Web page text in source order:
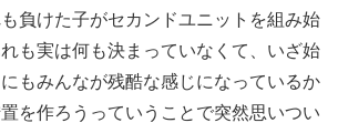
負けた子がセカンドユニットを組み始
も実は何も決まっていなくて、いざ始
もみんなが残酷な感じになっているか
を作ろうっていうことで突然思いつい